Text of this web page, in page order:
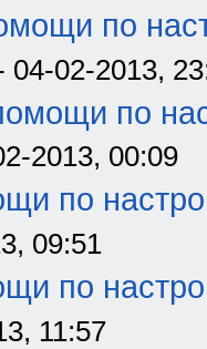
по
04-02-2013,
по
2013, 00:09
по
09:51
по
11:57